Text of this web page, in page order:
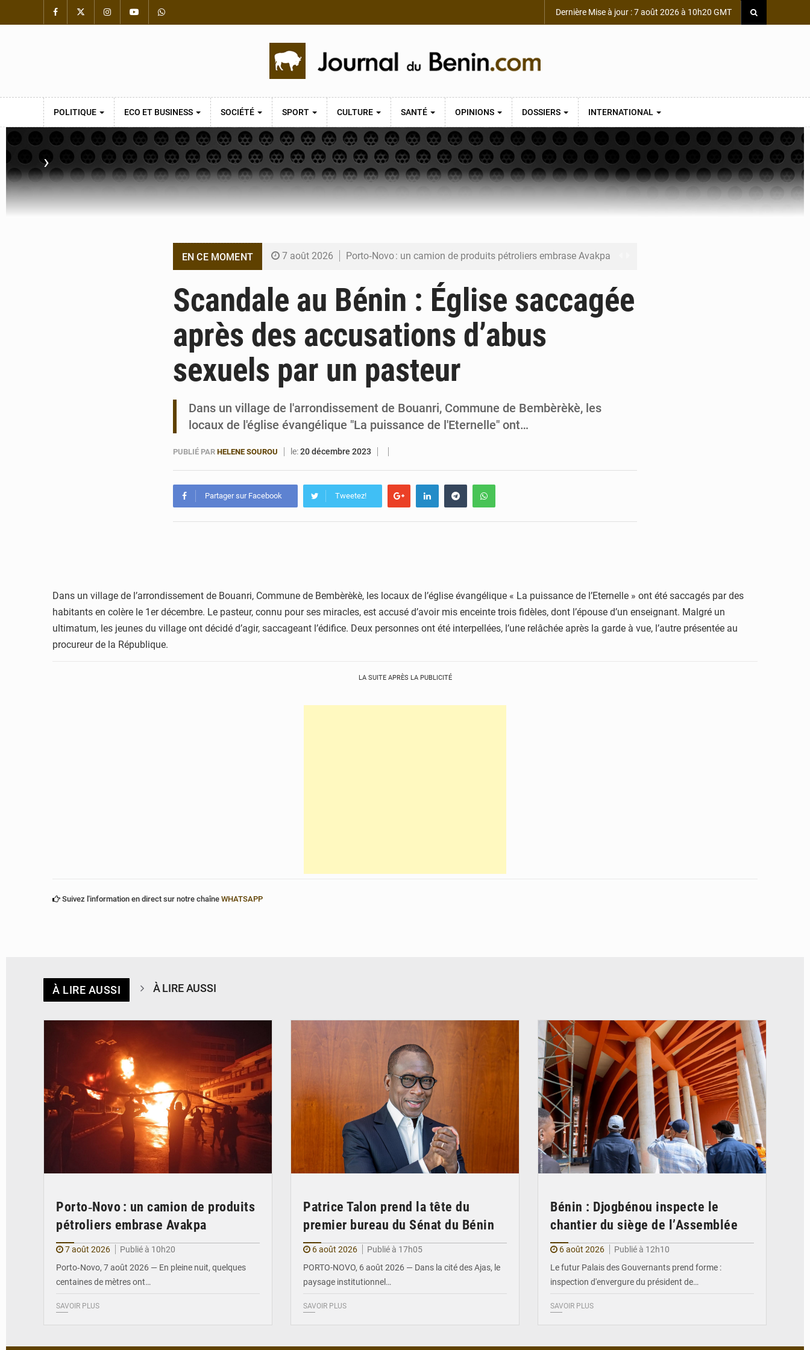
Dernière Mise à jour : 7 août 2026 à 10h20 GMT
POLITIQUE ECO ET BUSINESS SOCIÉTÉ SPORT CULTURE SANTÉ OPINIONS DOSSIERS INTERNATIONAL
›
EN CE MOMENT 7 août 2026 Porto‑Novo : un camion de produits pétroliers embrase Avakpa
Patrice Talon prend la tête du premier bureau du Sénat du Bénin
6 août 2026 Bénin : Djogbénou inspecte le chantier du siège de l’Assemblée
6 août 2026 Bénin et Canada scellent un partenariat inédit
6 août 2026 Bénin : Le CEG La Verdure de Ouèdo fait sa mue pour la rentrée
Scandale au Bénin : Église saccagée
après des accusations d’abus
sexuels par un pasteur
Dans un village de l'arrondissement de Bouanri, Commune de Bembèrèkè, les
locaux de l'église évangélique "La puissance de l'Eternelle" ont…
PUBLIÉ PAR HELENE SOUROU le:20 décembre 2023
Partager sur Facebook Tweetez!
Dans un village de l’arrondissement de Bouanri, Commune de Bembèrèkè, les locaux de l’église évangélique « La puissance de l’Eternelle » ont été saccagés par des
habitants en colère le 1er décembre. Le pasteur, connu pour ses miracles, est accusé d’avoir mis enceinte trois fidèles, dont l’épouse d’un enseignant. Malgré un
ultimatum, les jeunes du village ont décidé d’agir, saccageant l’édifice. Deux personnes ont été interpellées, l’une relâchée après la garde à vue, l’autre présentée au
procureur de la République.
LA SUITE APRÈS LA PUBLICITÉ
Suivez l'information en direct sur notre chaîne WHATSAPP
À LIRE AUSSI À LIRE AUSSI
Porto‑Novo : un camion de produits
pétroliers embrase Avakpa
7 août 2026
Publié à 10h20
Porto‑Novo, 7 août 2026 — En pleine nuit, quelques
centaines de mètres ont…
SAVOIR PLUS
Patrice Talon prend la tête du
premier bureau du Sénat du Bénin
6 août 2026
Publié à 17h05
PORTO-NOVO, 6 août 2026 — Dans la cité des Ajas, le
paysage institutionnel…
SAVOIR PLUS
Bénin : Djogbénou inspecte le
chantier du siège de l’Assemblée
6 août 2026
Publié à 12h10
Le futur Palais des Gouvernants prend forme :
inspection d'envergure du président de…
SAVOIR PLUS